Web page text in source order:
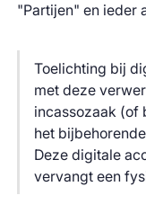
"Partijen" en ieder
Toelichting bij
met deze
incassozaak (of
het
Deze digitale
vervangt een